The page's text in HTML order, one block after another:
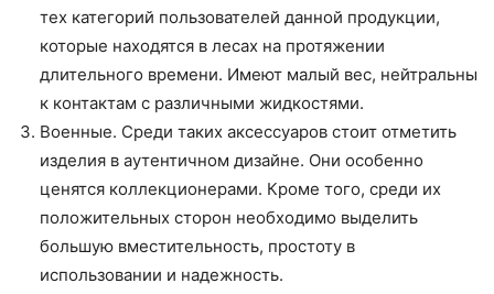
тех категорий пользователей данной продукции,
которые находятся в лесах на протяжении
длительного времени. Имеют малый вес, нейтральны
к контактам с различными жидкостями.
Военные. Среди таких аксессуаров стоит отметить
изделия в аутентичном дизайне. Они особенно
ценятся коллекционерами. Кроме того, среди их
положительных сторон необходимо выделить
большую вместительность, простоту в
использовании и надежность.